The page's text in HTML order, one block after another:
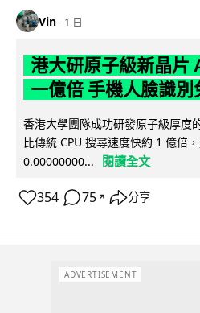
Vin 1 日
港大研原子級新晶片
一億倍 手機人臉識別
香港大學團隊成功研發原子級厚度
比傳統 CPU 搜尋速度快約 1 億倍
0.00000000...
閱讀全文
354 75 ↗ 分享
ADVERTISEMENT